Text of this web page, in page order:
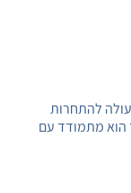
להתחרות
הוא מתמודד עם